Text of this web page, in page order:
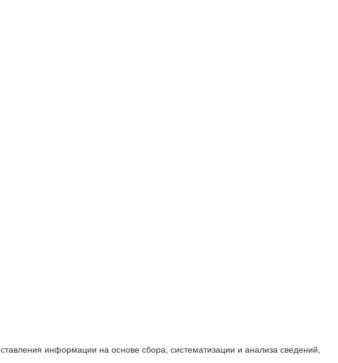
информации на основе сбора, систематизации и анализа сведений,